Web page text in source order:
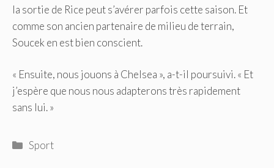
la sortie de Rice peut s’avérer parfois cette saison. Et
comme son ancien partenaire de milieu de terrain,
Soucek en est bien conscient.
« Ensuite, nous jouons à Chelsea », a-t-il poursuivi. « Et
j’espère que nous nous adapterons très rapidement
sans lui. »
Catégories
Sport